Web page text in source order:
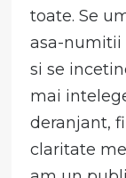
toate. Se
asa-numitii
si se
mai
deranjant,
claritate